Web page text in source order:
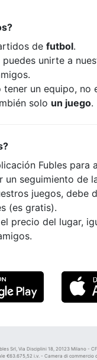
de futbol.
puedes unirte a
tener un equipo, no
solo un juego.
Fubles para
un seguimiento de
juegos, debe
(es gratis).
precio del lugar,
Srl, Via Disciplini 18, 20123 Milano -
€63.675,52 i.v. - Camera di commercio